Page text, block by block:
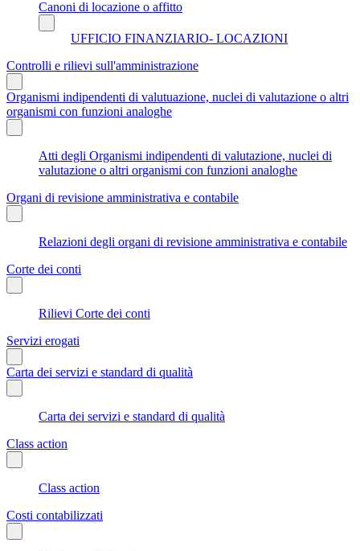
Canoni di locazione o affitto
UFFICIO FINANZIARIO- LOCAZIONI
Controlli e rilievi sull'amministrazione
Organismi indipendenti di valutuazione, nuclei di valutazione o altri
organismi con funzioni analoghe
Atti degli Organismi indipendenti di valutazione, nuclei di
valutazione o altri organismi con funzioni analoghe
Organi di revisione amministrativa e contabile
Relazioni degli organi di revisione amministrativa e contabile
Corte dei conti
Rilievi Corte dei conti
Servizi erogati
Carta dei servizi e standard di qualità
Carta dei servizi e standard di qualità
Class action
Class action
Costi contabilizzati